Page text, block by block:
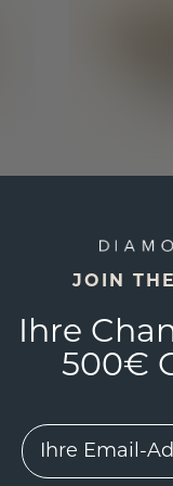
JOIN
Ihre
500€
EMail